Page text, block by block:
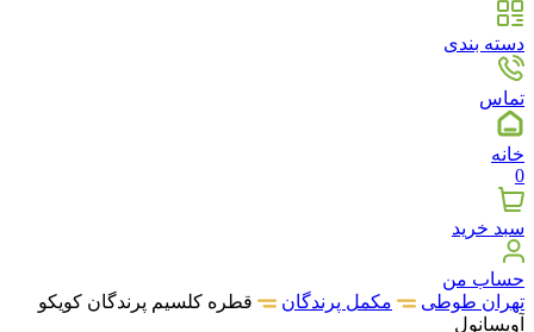
دسته بندی
تماس
خانه
0
سبد خرید
حساب من
تهران طوطی
مکمل پرندگان
قطره کلسیم پرندگان کویکو
آویسانول